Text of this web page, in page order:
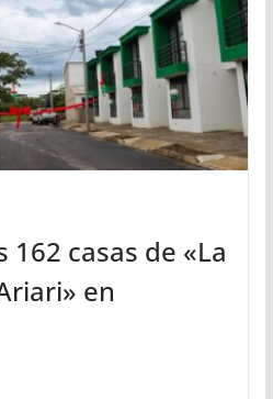
162 casas de «La
en